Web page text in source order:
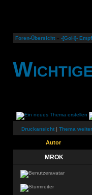
Foren-Übersicht » -[GoH]-
Druckansicht | Thema
Autor
MROK